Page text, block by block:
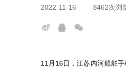
2022-11-16 8462次浏
11月 16日，江苏内河船舶